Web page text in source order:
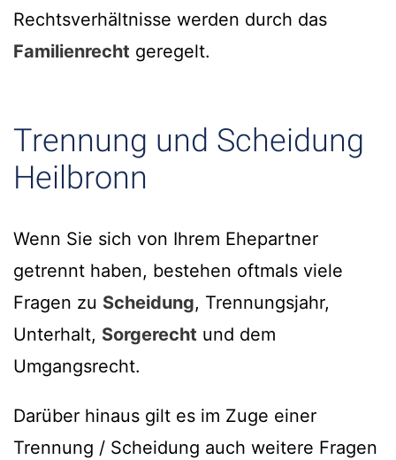
Rechtsverhältnisse werden durch das
Familienrecht geregelt.
Trennung und Scheidung
Heilbronn
Wenn Sie sich von Ihrem Ehepartner
getrennt haben, bestehen oftmals viele
Fragen zu Scheidung, Trennungsjahr,
Unterhalt, Sorgerecht und dem
Umgangsrecht.
Darüber hinaus gilt es im Zuge einer
Trennung / Scheidung auch weitere Fragen